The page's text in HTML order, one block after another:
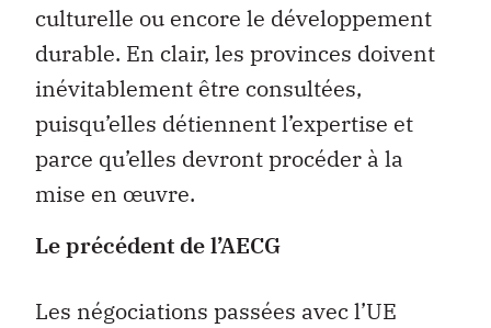
culturelle ou encore le développement
durable. En clair, les provinces doivent
inévitablement être consultées,
puisqu’elles détiennent l’expertise et
parce qu’elles devront procéder à la
mise en œuvre.
Le précédent de l’AECG
Les négociations passées avec l’UE